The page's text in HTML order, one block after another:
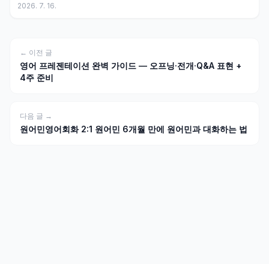
2026. 7. 16.
← 이전 글
영어 프레젠테이션 완벽 가이드 — 오프닝·전개·Q&A 표현 +
4주 준비
다음 글 →
원어민영어회화 2:1 원어민 6개월 만에 원어민과 대화하는 법